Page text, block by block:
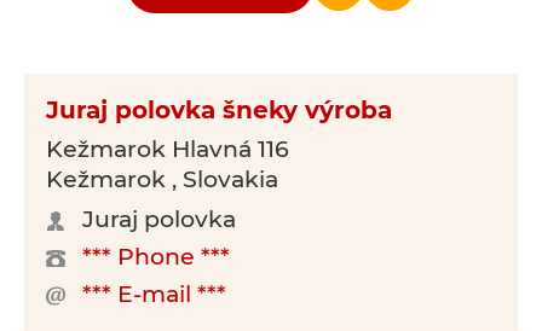
Juraj polovka šneky výroba
Kežmarok Hlavná 116
Kežmarok , Slovakia
Juraj polovka
*** Phone ***
*** E-mail ***